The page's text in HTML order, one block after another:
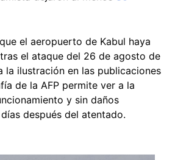
el aeropuerto de Kabul haya
el ataque del 26 de agosto de
la ilustración en las publicaciones
de la AFP permite ver a la
y sin daños
después del atentado.